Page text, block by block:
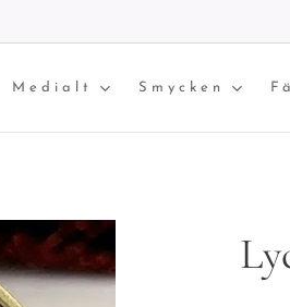
Medialt Smycken